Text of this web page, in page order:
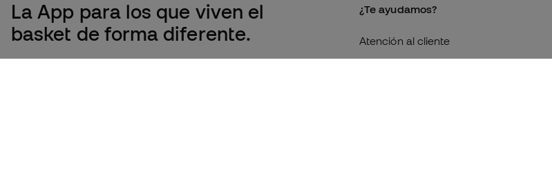
La App para los que viven el
basket de forma diferente.
¿Te ayudamos?
Atención al cliente